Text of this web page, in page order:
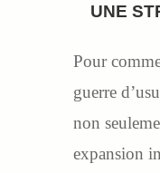
UNE
Pour
guerre
non
expansion